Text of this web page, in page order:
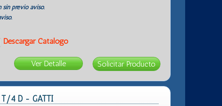
sin previo aviso.
Descargar Catálogo
Ver Detalle
T/4 D - GATTI